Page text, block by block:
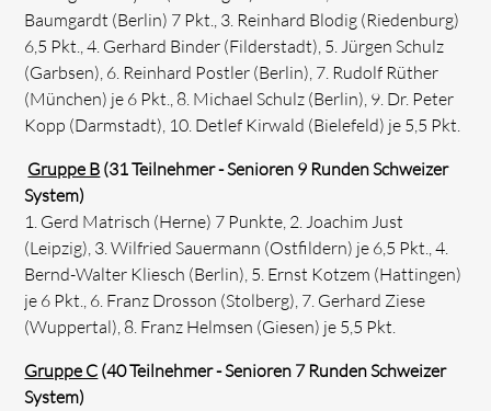
Baumgardt (Berlin) 7 Pkt., 3. Reinhard Blodig (Riedenburg)
6,5 Pkt., 4. Gerhard Binder (Filderstadt), 5. Jürgen Schulz
(Garbsen), 6. Reinhard Postler (Berlin), 7. Rudolf Rüther
(München) je 6 Pkt., 8. Michael Schulz (Berlin), 9. Dr. Peter
Kopp (Darmstadt), 10. Detlef Kirwald (Bielefeld) je 5,5 Pkt.
Gruppe B (31 Teilnehmer - Senioren 9 Runden Schweizer
System)
1. Gerd Matrisch (Herne) 7 Punkte, 2. Joachim Just
(Leipzig), 3. Wilfried Sauermann (Ostfildern) je 6,5 Pkt., 4.
Bernd-Walter Kliesch (Berlin), 5. Ernst Kotzem (Hattingen)
je 6 Pkt., 6. Franz Drosson (Stolberg), 7. Gerhard Ziese
(Wuppertal), 8. Franz Helmsen (Giesen) je 5,5 Pkt.
Gruppe C (40 Teilnehmer - Senioren 7 Runden Schweizer
System)